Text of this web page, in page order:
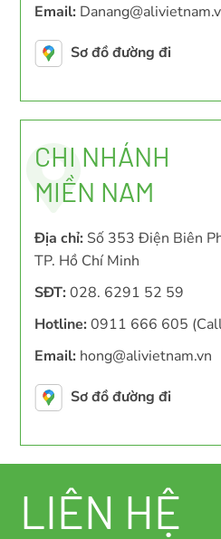
Email:
Sơ đồ đường đi
CHI NHÁNH
MIỀN NAM
Địa chỉ: Số 353 Điện Biên
TP. Hồ Chí Minh
SĐT: 028. 6291 52 59
Hotline: 0911 666 605
Email: hong@alivietnam.vn
Sơ đồ đường đi
LIÊN HỆ